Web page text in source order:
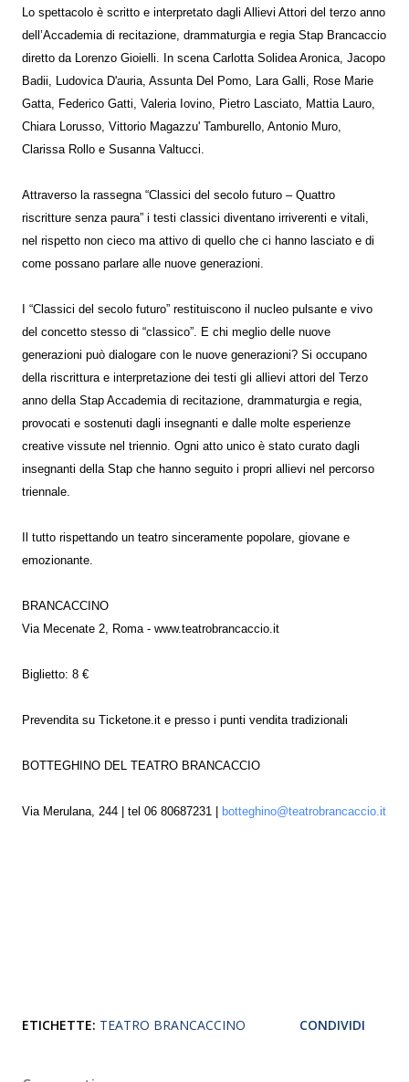
Lo spettacolo è scritto e interpretato dagli Allievi Attori del terzo anno
dell’Accademia di recitazione, drammaturgia e regia Stap Brancaccio
diretto da Lorenzo Gioielli. In scena Carlotta Solidea Aronica, Jacopo
Badii, Ludovica D'auria, Assunta Del Pomo, Lara Galli, Rose Marie
Gatta, Federico Gatti, Valeria Iovino, Pietro Lasciato, Mattia Lauro,
Chiara Lorusso, Vittorio Magazzu' Tamburello, Antonio Muro,
Clarissa Rollo e Susanna Valtucci.
Attraverso la rassegna “Classici del secolo futuro – Quattro
riscritture senza paura” i testi classici diventano irriverenti e vitali,
nel rispetto non cieco ma attivo di quello che ci hanno lasciato e di
come possano parlare alle nuove generazioni.
I “Classici del secolo futuro” restituiscono il nucleo pulsante e vivo
del concetto stesso di “classico”. E chi meglio delle nuove
generazioni può dialogare con le nuove generazioni? Si occupano
della riscrittura e interpretazione dei testi gli allievi attori del Terzo
anno della Stap Accademia di recitazione, drammaturgia e regia,
provocati e sostenuti dagli insegnanti e dalle molte esperienze
creative vissute nel triennio. Ogni atto unico è stato curato dagli
insegnanti della Stap che hanno seguito i propri allievi nel percorso
triennale.
Il tutto rispettando un teatro sinceramente popolare, giovane e
emozionante.
BRANCACCINO
Via Mecenate 2, Roma - www.teatrobrancaccio.it
Biglietto: 8 €
Prevendita su Ticketone.it e presso i punti vendita tradizionali
BOTTEGHINO DEL TEATRO BRANCACCIO
Via Merulana, 244 | tel 06 80687231 | botteghino@teatrobrancaccio.it
ETICHETTE: TEATRO BRANCACCINO CONDIVIDI